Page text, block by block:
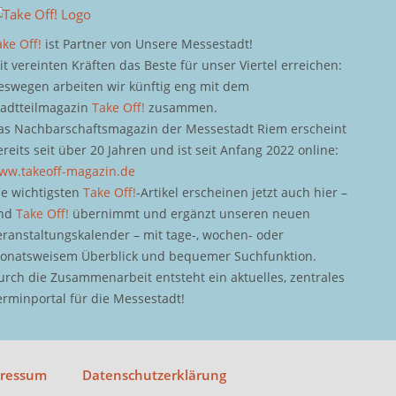
Off! ist Partner von Unsere Messestadt!
vereinten Kräften das Beste für unser Viertel erreichen:
arbeiten wir künftig eng mit dem
Take Off! zusammen.
Nachbarschaftsmagazin der Messestadt Riem erscheint
seit über 20 Jahren und ist seit Anfang 2022 online:
magazin.de
wichtigstenTake Off!-Artikel erscheinen jetzt auch hier –
Take Off! übernimmt und ergänzt unseren neuen
– mit tage-, wochen- oder
Überblick und bequemer Suchfunktion.
die Zusammenarbeit entsteht ein aktuelles, zentrales
für die Messestadt!
Datenschutzerklärung